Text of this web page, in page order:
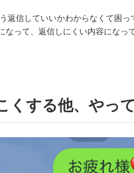
返信していいかわからなくて困
なって、返信しにくい内容になっ
くする他、やっ